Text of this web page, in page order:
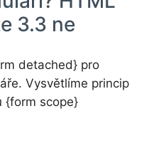
3.3 ne
detached} pro
Vysvětlíme princip
{form scope}